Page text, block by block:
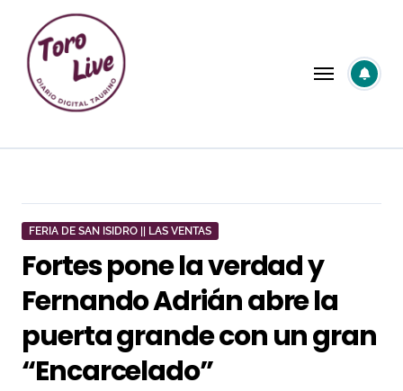
contenido
FERIA DE SAN ISIDRO || LAS VENTAS
Fortes pone la verdad y
Fernando Adrián abre la
puerta grande con un gran
“Encarcelado”